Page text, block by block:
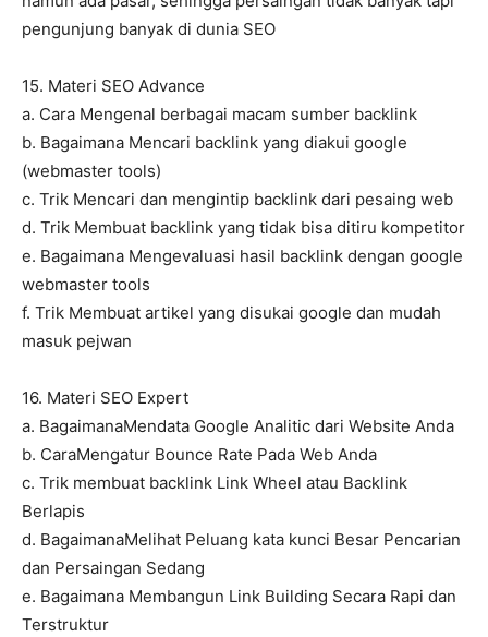
pengunjung banyak di dunia SEO
15. Materi SEO Advance
a. Cara Mengenal berbagai macam sumber backlink
b. Bagaimana Mencari backlink yang diakui google
(webmaster tools)
c. Trik Mencari dan mengintip backlink dari pesaing web
d. Trik Membuat backlink yang tidak bisa ditiru kompetitor
e. Bagaimana Mengevaluasi hasil backlink dengan google
webmaster tools
f. Trik Membuat artikel yang disukai google dan mudah
masuk pejwan
16. Materi SEO Expert
a. BagaimanaMendata Google Analitic dari Website Anda
b. CaraMengatur Bounce Rate Pada Web Anda
c. Trik membuat backlink Link Wheel atau Backlink
Berlapis
d. BagaimanaMelihat Peluang kata kunci Besar Pencarian
dan Persaingan Sedang
e. Bagaimana Membangun Link Building Secara Rapi dan
Terstruktur